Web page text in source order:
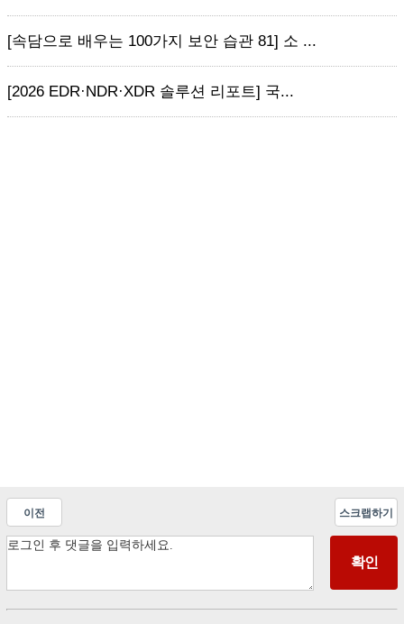
[속담으로 배우는 100가지 보안 습관 81] 소 ...
[2026 EDR·NDR·XDR 솔루션 리포트] 국...
이전 스크랩하기